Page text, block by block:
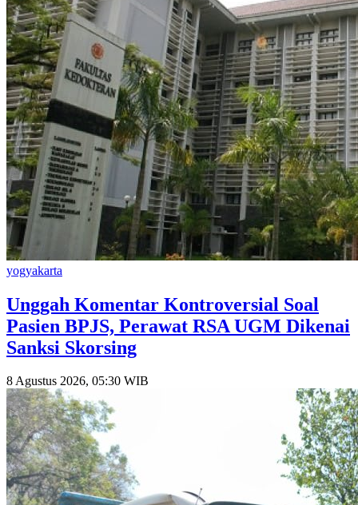
yogyakarta
Unggah Komentar Kontroversial Soal
Pasien BPJS, Perawat RSA UGM Dikenai
Sanksi Skorsing
8 Agustus 2026, 05:30 WIB